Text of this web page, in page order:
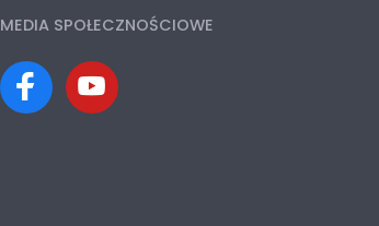
MEDIA SPOŁECZNOŚCIOWE